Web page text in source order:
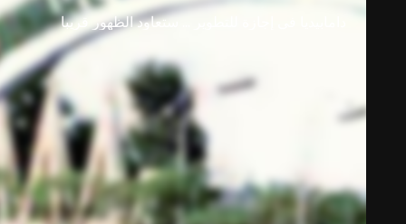
دامابيديا في إجازة للتطوير ... ستعاود الظهور قريباً